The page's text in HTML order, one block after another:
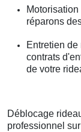
réparons
Entretien
contrats
de votre
Déblocage
professionnel